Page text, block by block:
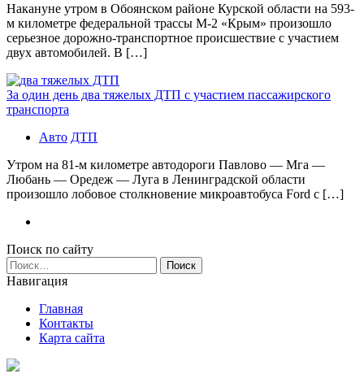
Накануне утром в Обоянском районе Курской области на 593-
м километре федеральной трассы М-2 «Крым» произошло
серьезное дорожно-транспортное происшествие с участием
двух автомобилей. В […]
За один день два тяжелых ДТП с участием пассажирского
транспорта
Авто ДТП
Утром на 81-м километре автодороги Павлово — Мга —
Любань — Оредеж — Луга в Ленинградской области
произошло лобовое столкновение микроавтобуса Ford с […]
Поиск по сайту
Найти:
Навигация
Главная
Контакты
Карта сайта